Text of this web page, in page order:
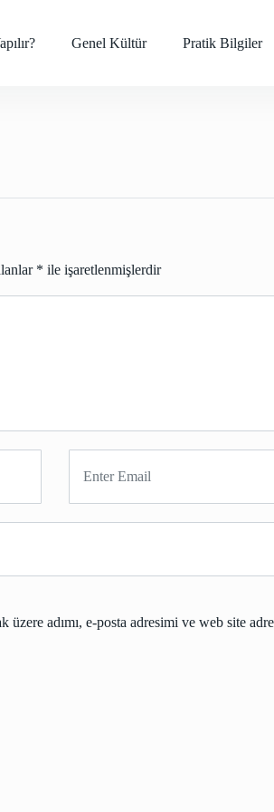
Genel Kültür Pratik Bilgiler
* ile işaretlenmişlerdir
adımı, e-posta adresimi ve web site